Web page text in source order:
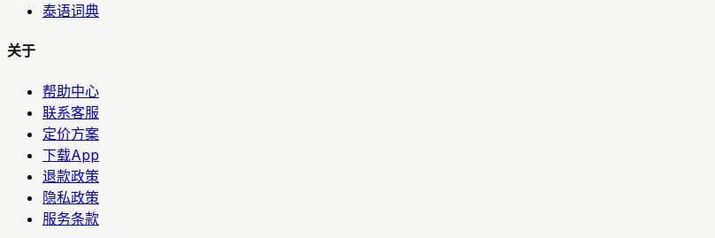
泰语词典
关于
帮助中心
联系客服
定价方案
下载App
退款政策
隐私政策
服务条款